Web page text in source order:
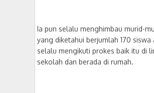
Ia pun selalu menghimbau murid-
yang diketahui berjumlah 170 siswa
selalu mengikuti prokes baik itu di
sekolah dan berada di rumah.